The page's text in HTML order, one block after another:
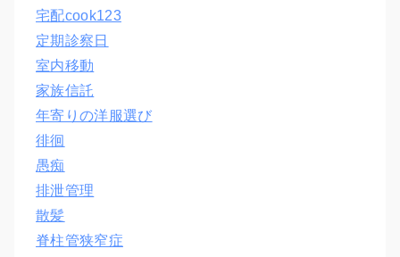
宅配cook123
定期診察日
室内移動
家族信託
年寄りの洋服選び
徘徊
愚痴
排泄管理
散髪
脊柱管狭窄症